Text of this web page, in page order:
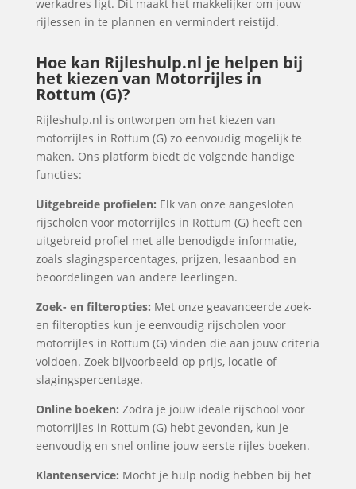
werkadres ligt. Dit maakt het makkelijker om jouw
rijlessen in te plannen en vermindert reistijd.
Hoe kan Rijleshulp.nl je helpen bij
het kiezen van Motorrijles in
Rottum (G)?
Rijleshulp.nl is ontworpen om het kiezen van
motorrijles in Rottum (G) zo eenvoudig mogelijk te
maken. Ons platform biedt de volgende handige
functies:
Uitgebreide profielen: Elk van onze aangesloten
rijscholen voor motorrijles in Rottum (G) heeft een
uitgebreid profiel met alle benodigde informatie,
zoals slagingspercentages, prijzen, lesaanbod en
beoordelingen van andere leerlingen.
Zoek- en filteropties: Met onze geavanceerde zoek-
en filteropties kun je eenvoudig rijscholen voor
motorrijles in Rottum (G) vinden die aan jouw criteria
voldoen. Zoek bijvoorbeeld op prijs, locatie of
slagingspercentage.
Online boeken: Zodra je jouw ideale rijschool voor
motorrijles in Rottum (G) hebt gevonden, kun je
eenvoudig en snel online jouw eerste rijles boeken.
Klantenservice: Mocht je hulp nodig hebben bij het